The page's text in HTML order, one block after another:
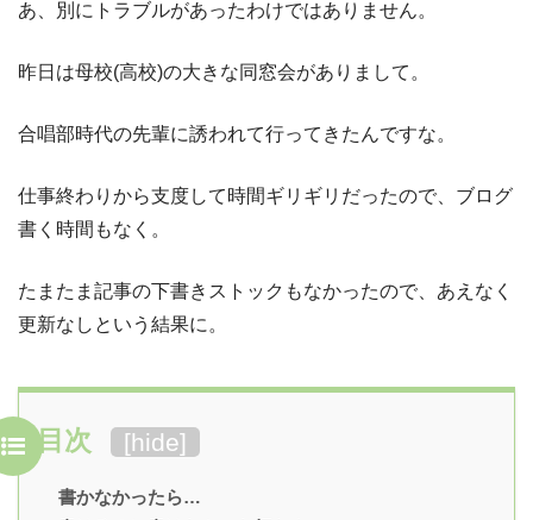
あ、別にトラブルがあったわけではありません。
昨日は母校(高校)の大きな同窓会がありまして。
合唱部時代の先輩に誘われて行ってきたんですな。
仕事終わりから支度して時間ギリギリだったので、ブログ
書く時間もなく。
たまたま記事の下書きストックもなかったので、あえなく
更新なしという結果に。
目次 [hide]
書かなかったら…